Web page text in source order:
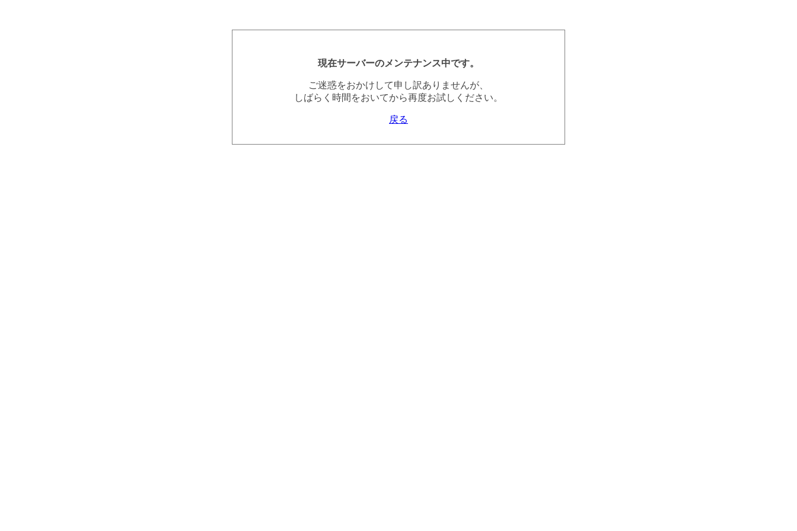
現在サーバーのメンテナンス中です。
ご迷惑をおかけして申し訳ありませんが、
しばらく時間をおいてから再度お試しください。
戻る